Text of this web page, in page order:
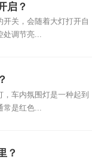
启？
开关，会随着大灯打开自
处调节亮...
车内氛围灯是一种起到
是红色...
？